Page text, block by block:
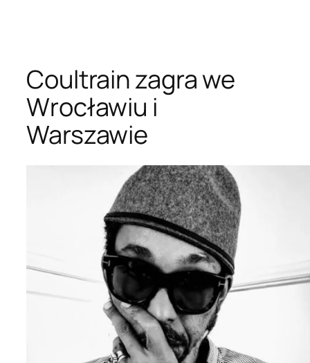
Coultrain zagra we
Wrocławiu i
Warszawie